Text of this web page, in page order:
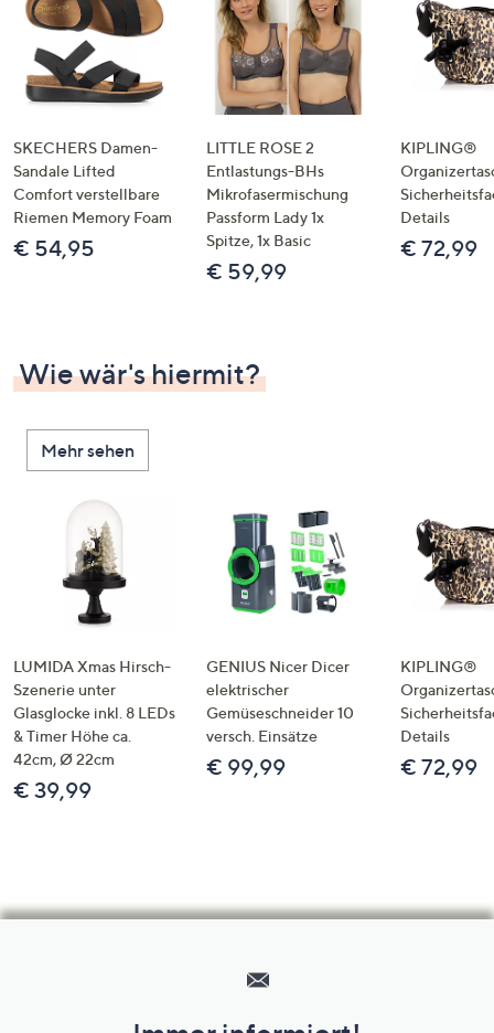
SKECHERS Damen-
Sandale Lifted
Comfort verstellbare
Riemen Memory Foam
€ 54,95
LITTLE ROSE 2
Entlastungs-BHs
Mikrofasermischung
Passform Lady 1x
Spitze, 1x Basic
€ 59,99
KIPLING®
Details
€ 72,99
Wie wär's hiermit?
Mehr sehen
LUMIDA Xmas Hirsch-
Szenerie unter
Glasglocke inkl. 8 LEDs
& Timer Höhe ca.
42cm, Ø 22cm
€ 39,99
GENIUS Nicer Dicer
elektrischer
Gemüseschneider 10
versch. Einsätze
€ 99,99
KIPLING®
Details
€ 72,99